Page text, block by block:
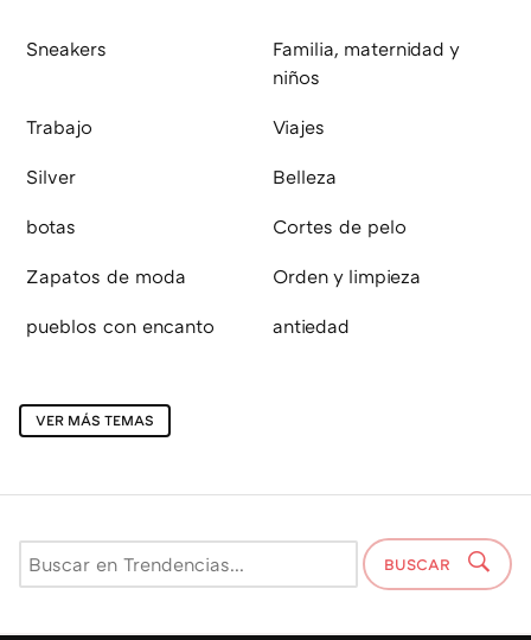
Sneakers
Familia, maternidad y
niños
Trabajo Viajes
Silver Belleza
botas Cortes de pelo
Zapatos de moda Orden y limpieza
pueblos con encanto antiedad
VER MÁS TEMAS
BUSCAR